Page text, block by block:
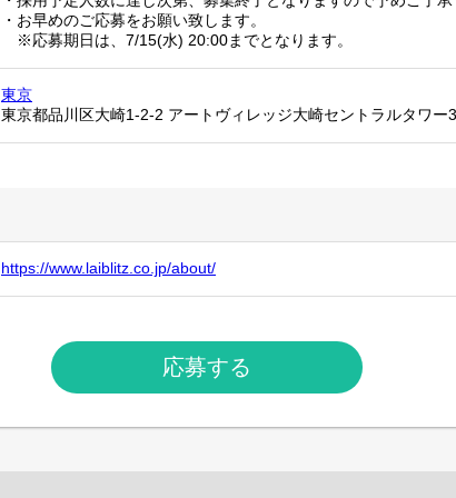
・お早めのご応募をお願い致します。
※応募期日は、7/15(水) 20:00までとなります。
東京
東京都品川区大崎1-2-2 アートヴィレッジ大崎セントラルタワー
https://www.laiblitz.co.jp/about/
応募する